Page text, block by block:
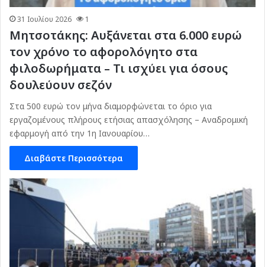
31 Ιουλίου 2026 1
Μητσοτάκης: Αυξάνεται στα 6.000 ευρώ
τον χρόνο το αφορολόγητο στα
φιλοδωρήματα – Τι ισχύει για όσους
δουλεύουν σεζόν
Στα 500 ευρώ τον μήνα διαμορφώνεται το όριο για
εργαζομένους πλήρους ετήσιας απασχόλησης – Αναδρομική
εφαρμογή από την 1η Ιανουαρίου…
Διαβάστε Περισσότερα